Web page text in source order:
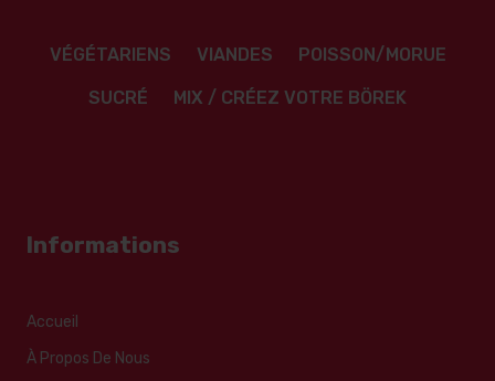
VÉGÉTARIENS VIANDES POISSON/MORUE
SUCRÉ MIX / CRÉEZ VOTRE BÖREK
Informations
Accueil
À Propos De Nous